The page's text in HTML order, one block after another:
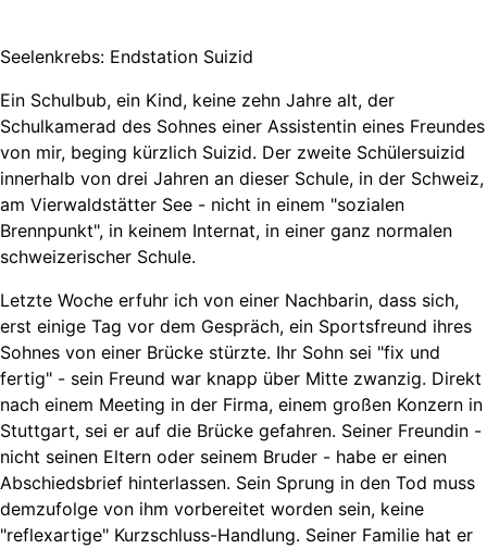
Seelenkrebs: Endstation Suizid
Ein Schulbub, ein Kind, keine zehn Jahre alt, der
Schulkamerad des Sohnes einer Assistentin eines Freundes
von mir, beging kürzlich Suizid. Der zweite Schülersuizid
innerhalb von drei Jahren an dieser Schule, in der Schweiz,
am Vierwaldstätter See - nicht in einem "sozialen
Brennpunkt", in keinem Internat, in einer ganz normalen
schweizerischer Schule.
Letzte Woche erfuhr ich von einer Nachbarin, dass sich,
erst einige Tag vor dem Gespräch, ein Sportsfreund ihres
Sohnes von einer Brücke stürzte. Ihr Sohn sei "fix und
fertig" - sein Freund war knapp über Mitte zwanzig. Direkt
nach einem Meeting in der Firma, einem großen Konzern in
Stuttgart, sei er auf die Brücke gefahren. Seiner Freundin -
nicht seinen Eltern oder seinem Bruder - habe er einen
Abschiedsbrief hinterlassen. Sein Sprung in den Tod muss
demzufolge von ihm vorbereitet worden sein, keine
"reflexartige" Kurzschluss-Handlung. Seiner Familie hat er